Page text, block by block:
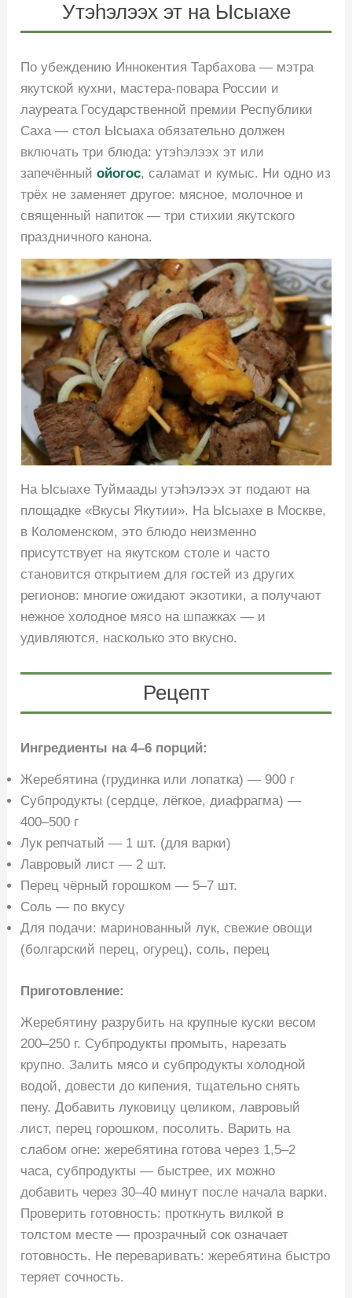
Утэhэлээх эт на Ысыахе
По убеждению Иннокентия Тарбахова — мэтра
якутской кухни, мастера-повара России и
лауреата Государственной премии Республики
Саха — стол Ысыаха обязательно должен
включать три блюда: утэhэлээх эт или
запечённыйойогос, саламат и кумыс. Ни одно из
трёх не заменяет другое: мясное, молочное и
священный напиток — три стихии якутского
праздничного канона.
На Ысыахе Туймаады утэhэлээх эт подают на
площадке «Вкусы Якутии». На Ысыахе в Москве,
в Коломенском, это блюдо неизменно
присутствует на якутском столе и часто
становится открытием для гостей из других
регионов: многие ожидают экзотики, а получают
нежное холодное мясо на шпажках — и
удивляются, насколько это вкусно.
Рецепт
Ингредиенты на 4–6 порций:
Жеребятина (грудинка или лопатка) — 900 г
Субпродукты (сердце, лёгкое, диафрагма) —
400–500 г
Лук репчатый — 1 шт. (для варки)
Лавровый лист — 2 шт.
Перец чёрный горошком — 5–7 шт.
Соль — по вкусу
Для подачи: маринованный лук, свежие овощи
(болгарский перец, огурец), соль, перец
Приготовление:
Жеребятину разрубить на крупные куски весом
200–250 г. Субпродукты промыть, нарезать
крупно. Залить мясо и субпродукты холодной
водой, довести до кипения, тщательно снять
пену. Добавить луковицу целиком, лавровый
лист, перец горошком, посолить. Варить на
слабом огне: жеребятина готова через 1,5–2
часа, субпродукты — быстрее, их можно
добавить через 30–40 минут после начала варки.
Проверить готовность: проткнуть вилкой в
толстом месте — прозрачный сок означает
готовность. Не переваривать: жеребятина быстро
теряет сочность.